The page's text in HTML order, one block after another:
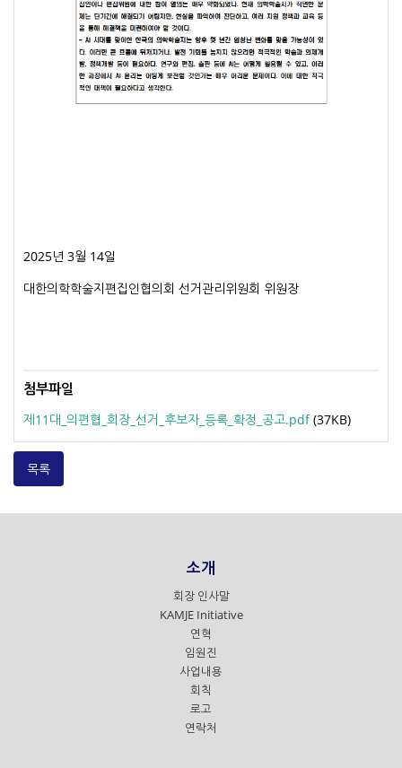
2025년 3월 14일
대한의학학술지편집인협의회 선거관리위원회 위원장
첨부파일
제11대_의편협_회장_선거_후보자_등록_확정_공고.pdf(37KB)
목록
소개
회장 인사말
KAMJE Initiative
연혁
임원진
사업내용
회칙
로고
연락처